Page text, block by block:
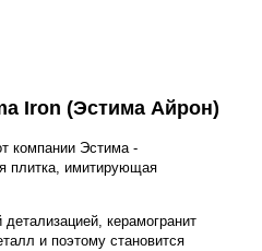
Iron (Эстима Айрон)
компании Эстима -
плитка, имитирующая
керамогранит
и поэтому становится